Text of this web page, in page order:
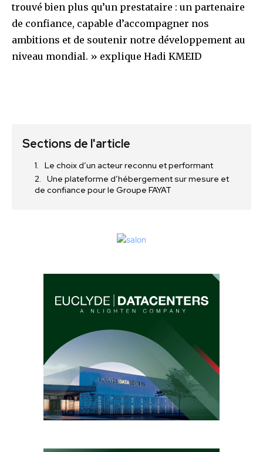
trouvé bien plus qu’un prestataire : un partenaire
de confiance, capable d’accompagner nos
ambitions et de soutenir notre développement au
niveau mondial. » explique Hadi KMEID
Sections de l'article
Le choix d’un acteur reconnu et performant
Une plateforme d’hébergement sur mesure et
de confiance pour le Groupe FAYAT